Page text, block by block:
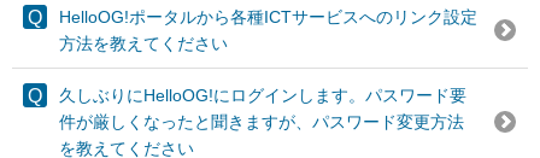
HelloOG!ポータルから各種ICTサービスへのリンク設定
方法を教えてください
久しぶりにHelloOG!にログインします。パスワード要
件が厳しくなったと聞きますが、パスワード変更方法
を教えてください